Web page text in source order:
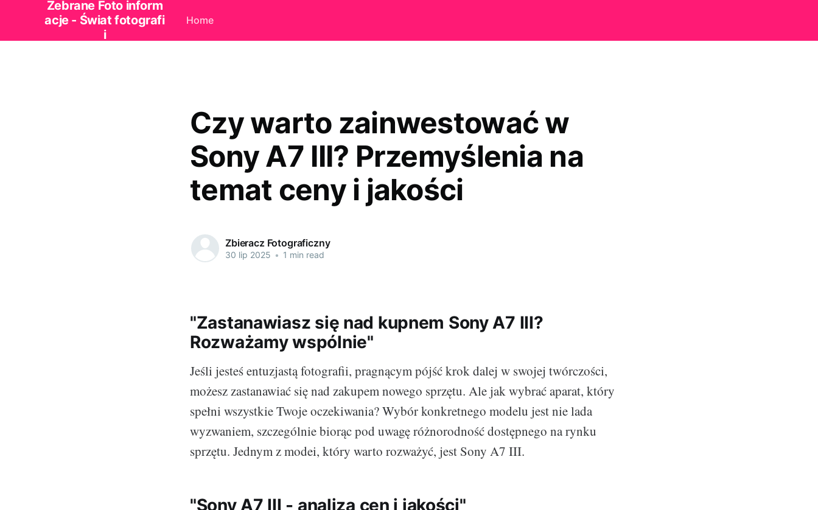
Zebrane Foto inform
acje - Świat fotografi
i
Home
Czy warto zainwestować w
Sony A7 III? Przemyślenia na
temat ceny i jakości
Zbieracz Fotograficzny
30 lip 2025 • 1 min read
"Zastanawiasz się nad kupnem Sony A7 III?
Rozważamy wspólnie"
Jeśli jesteś entuzjastą fotografii, pragnącym pójść krok dalej w swojej twórczości,
możesz zastanawiać się nad zakupem nowego sprzętu. Ale jak wybrać aparat, który
spełni wszystkie Twoje oczekiwania? Wybór konkretnego modelu jest nie lada
wyzwaniem, szczególnie biorąc pod uwagę różnorodność dostępnego na rynku
sprzętu. Jednym z modei, który warto rozważyć, jest Sony A7 III.
"Sony A7 III - analiza cen i jakości"